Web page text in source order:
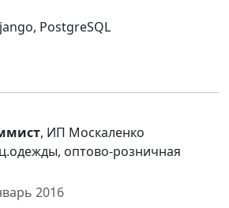
PostgreSQL
, ИП Москаленко
оптово-розничная
2016